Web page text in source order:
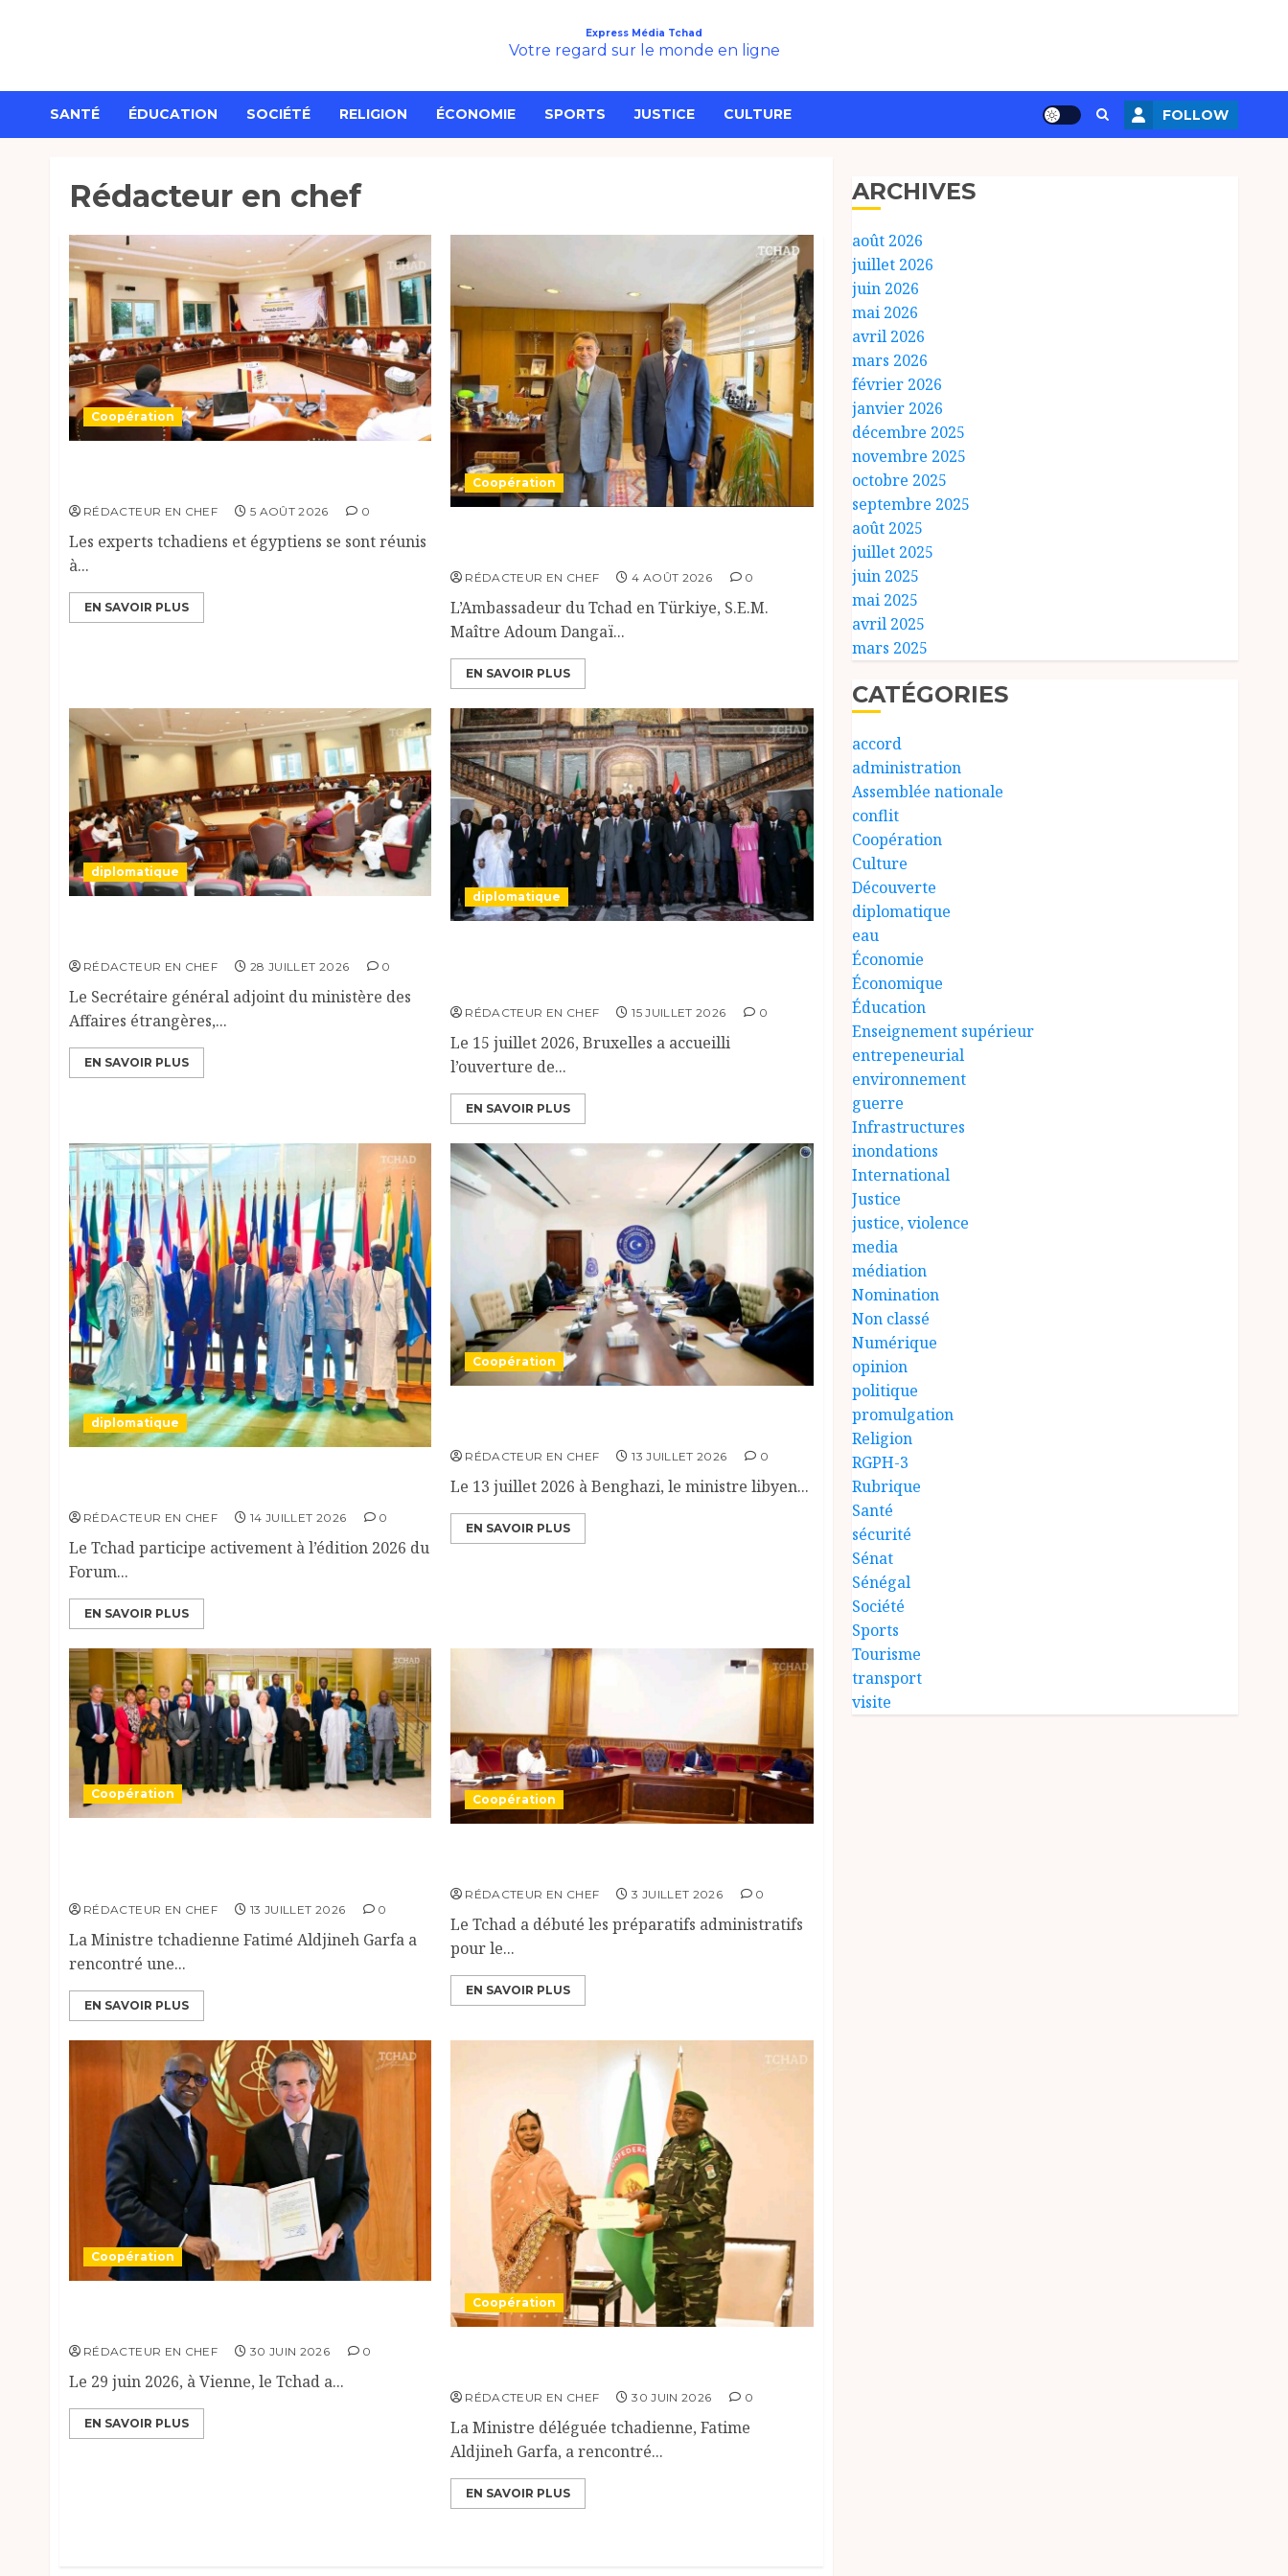
Express Média Tchad
Votre regard sur le monde en ligne
SANTÉ ÉDUCATION SOCIÉTÉ RELIGION ÉCONOMIE SPORTS JUSTICE CULTURE FOLLOW
Rédacteur en chef
Coopération
RÉDACTEUR EN CHEF 5 AOÛT 2026 0
Les experts tchadiens et égyptiens se sont réunis
à...
EN SAVOIR PLUS
Coopération
RÉDACTEUR EN CHEF 4 AOÛT 2026 0
L’Ambassadeur du Tchad en Türkiye, S.E.M.
Maître Adoum Dangaï...
EN SAVOIR PLUS
diplomatique
RÉDACTEUR EN CHEF 28 JUILLET 2026 0
Le Secrétaire général adjoint du ministère des
Affaires étrangères,...
EN SAVOIR PLUS
diplomatique
RÉDACTEUR EN CHEF 15 JUILLET 2026 0
Le 15 juillet 2026, Bruxelles a accueilli
l’ouverture de...
EN SAVOIR PLUS
diplomatique
RÉDACTEUR EN CHEF 14 JUILLET 2026 0
Le Tchad participe activement à l’édition 2026 du
Forum...
EN SAVOIR PLUS
Coopération
RÉDACTEUR EN CHEF 13 JUILLET 2026 0
Le 13 juillet 2026 à Benghazi, le ministre libyen...
EN SAVOIR PLUS
Coopération
RÉDACTEUR EN CHEF 13 JUILLET 2026 0
La Ministre tchadienne Fatimé Aldjineh Garfa a
rencontré une...
EN SAVOIR PLUS
Coopération
RÉDACTEUR EN CHEF 3 JUILLET 2026 0
Le Tchad a débuté les préparatifs administratifs
pour le...
EN SAVOIR PLUS
Coopération
RÉDACTEUR EN CHEF 30 JUIN 2026 0
Le 29 juin 2026, à Vienne, le Tchad a...
EN SAVOIR PLUS
Coopération
RÉDACTEUR EN CHEF 30 JUIN 2026 0
La Ministre déléguée tchadienne, Fatime
Aldjineh Garfa, a rencontré...
EN SAVOIR PLUS
ARCHIVES
août 2026
juillet 2026
juin 2026
mai 2026
avril 2026
mars 2026
février 2026
janvier 2026
décembre 2025
novembre 2025
octobre 2025
septembre 2025
août 2025
juillet 2025
juin 2025
mai 2025
avril 2025
mars 2025
CATÉGORIES
accord
administration
Assemblée nationale
conflit
Coopération
Culture
Découverte
diplomatique
eau
Économie
Économique
Éducation
Enseignement supérieur
entrepeneurial
environnement
guerre
Infrastructures
inondations
International
Justice
justice, violence
media
médiation
Nomination
Non classé
Numérique
opinion
politique
promulgation
Religion
RGPH-3
Rubrique
Santé
sécurité
Sénat
Sénégal
Société
Sports
Tourisme
transport
visite